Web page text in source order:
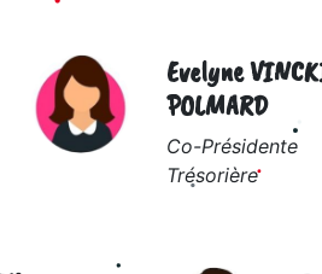
Evelyne
POLMARD
Co-Présidente
Trésorière